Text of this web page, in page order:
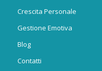
Crescita Personale
Gestione Emotiva
Blog
Contatti